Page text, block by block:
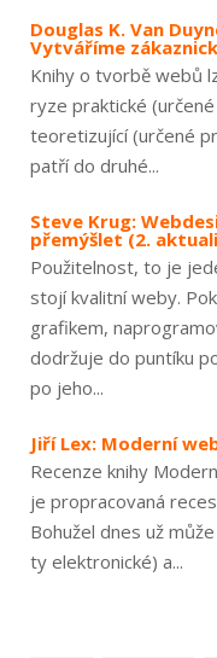
Douglas K. Van
Vytváříme
Knihy o tvorbě webů
ryze praktické
teoretizující (určené
patří do druhé...
Steve Krug:
přemýšlet (2.
Použitelnost, to je
stojí kvalitní weby.
grafikem,
dodržuje do puntíku
po jeho...
Jiří Lex: Moderní
Recenze knihy
je propracovaná
Bohužel dnes už
ty elektronické) a...